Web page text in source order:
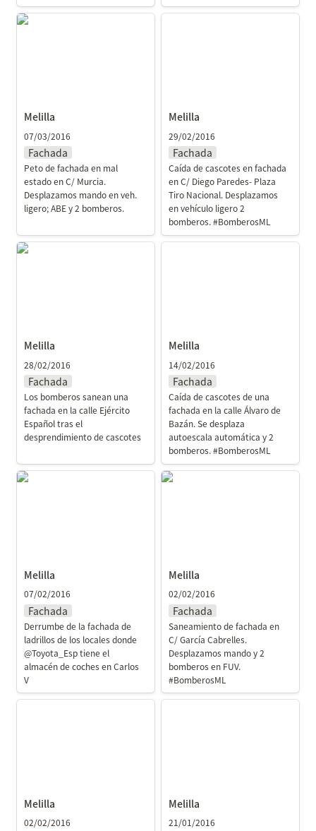
Melilla
Melilla
07/03/2016
Fachada
Peto de fachada en mal
estado en C/ Murcia.
Desplazamos mando en veh.
ligero; ABE y 2 bomberos.
Melilla
29/02/2016
Fachada
Caída de cascotes en fachada
en C/ Diego Paredes- Plaza
Tiro Nacional. Desplazamos
en vehículo ligero 2
bomberos. #BomberosML
Melilla
Melilla
28/02/2016
Fachada
Los bomberos sanean una
fachada en la calle Ejército
Español tras el
desprendimiento de cascotes
Melilla
14/02/2016
Fachada
Caída de cascotes de una
fachada en la calle Álvaro de
Bazán. Se desplaza
autoescala automática y 2
bomberos. #BomberosML
Melilla
Melilla
07/02/2016
Fachada
Derrumbe de la fachada de
ladrillos de los locales donde
@Toyota_Esp tiene el
almacén de coches en Carlos
V
Melilla
Melilla
02/02/2016
Fachada
Saneamiento de fachada en
C/ García Cabrelles.
Desplazamos mando y 2
bomberos en FUV.
Melilla
02/02/2016
Melilla
21/01/2016